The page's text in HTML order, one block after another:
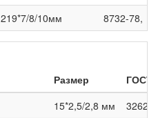
219*7/8/10мм 8732-78,
Размер
ГОСТ
15*2,5/2,8 мм
3262-